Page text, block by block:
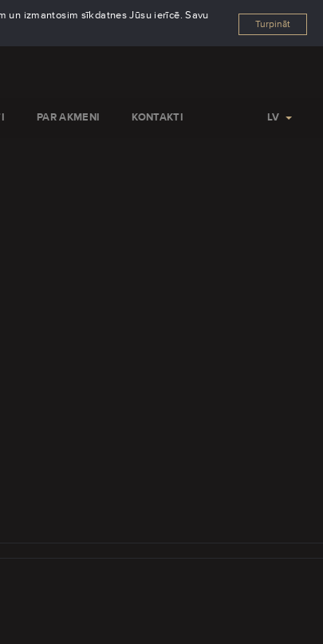
un izmantosim sīkdatnes Jūsu ierīcē. Savu
Turpināt
PAR AKMENI KONTAKTI LV